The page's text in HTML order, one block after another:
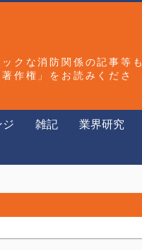
クな消防関係の記事等も
作権」をお読みくださ
雑記
業界研究